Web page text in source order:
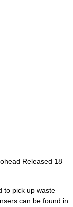
Released 18
to pick up waste
can be found in